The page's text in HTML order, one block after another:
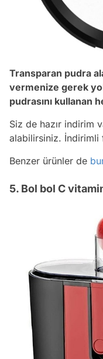
Transparan pudra
vermenize gerek
pudrasını kullanan
Siz de hazır indirim
alabilirsiniz. İndirimli
Benzer ürünler de
5. Bol bol C